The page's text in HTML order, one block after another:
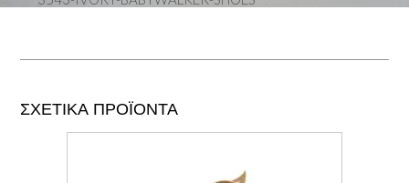
ΣΧΕΤΙΚΆ ΠΡΟΪΌΝΤΑ